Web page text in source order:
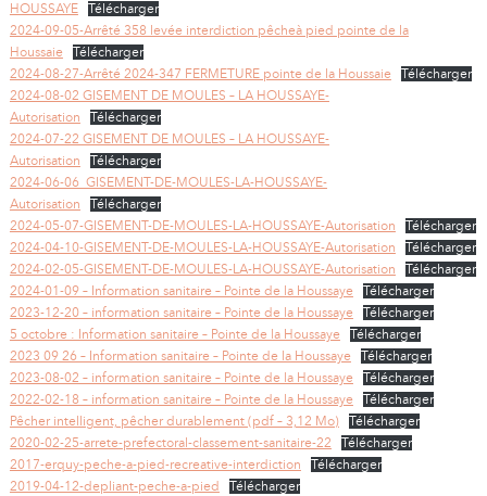
HOUSSAYE
Télécharger
2024-09-05-Arrêté 358 levée interdiction pêcheà pied pointe de la
Houssaie
Télécharger
2024-08-27-Arrêté 2024-347 FERMETURE pointe de la Houssaie
Télécharger
2024-08-02 GISEMENT DE MOULES – LA HOUSSAYE-
Autorisation
Télécharger
2024-07-22 GISEMENT DE MOULES – LA HOUSSAYE-
Autorisation
Télécharger
2024-06-06_GISEMENT-DE-MOULES-LA-HOUSSAYE-
Autorisation
Télécharger
2024-05-07-GISEMENT-DE-MOULES-LA-HOUSSAYE-Autorisation
Télécharger
2024-04-10-GISEMENT-DE-MOULES-LA-HOUSSAYE-Autorisation
Télécharger
2024-02-05-GISEMENT-DE-MOULES-LA-HOUSSAYE-Autorisation
Télécharger
2024-01-09 – Information sanitaire – Pointe de la Houssaye
Télécharger
2023-12-20 – information sanitaire – Pointe de la Houssaye
Télécharger
5 octobre : Information sanitaire – Pointe de la Houssaye
Télécharger
2023 09 26 – Information sanitaire – Pointe de la Houssaye
Télécharger
2023-08-02 – information sanitaire – Pointe de la Houssaye
Télécharger
2022-02-18 – information sanitaire – Pointe de la Houssaye
Télécharger
Pêcher intelligent, pêcher durablement (pdf – 3,12 Mo)
Télécharger
2020-02-25-arrete-prefectoral-classement-sanitaire-22
Télécharger
2017-erquy-peche-a-pied-recreative-interdiction
Télécharger
2019-04-12-depliant-peche-a-pied
Télécharger